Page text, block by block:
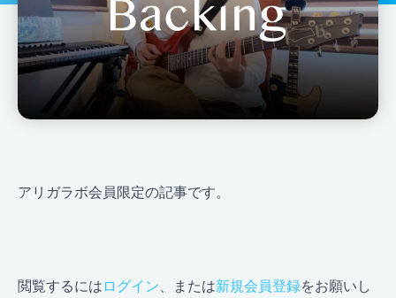
アリガラボ会員限定の記事です。
閲覧するには ログイン 、または新規会員登録をお願いし